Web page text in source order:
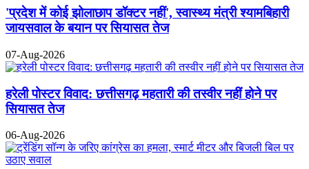
'प्रदेश में कोई झोलाछाप डॉक्टर नहीं', स्वास्थ्य मंत्री श्यामबिहारी
जायसवाल के बयान पर सियासत तेज
07-Aug-2026
हरेली पोस्टर विवाद: छत्तीसगढ़ महतारी की तस्वीर नहीं होने पर
सियासत तेज
06-Aug-2026